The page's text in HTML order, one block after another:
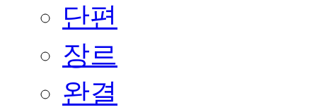
단편
장르
완결